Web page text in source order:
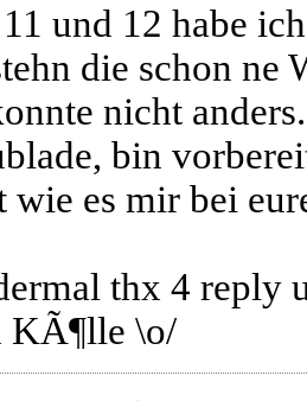
und 12 habe
die schon
nicht
bin
wie es mir bei
thx 4 reply
KÃ¶lle \o/